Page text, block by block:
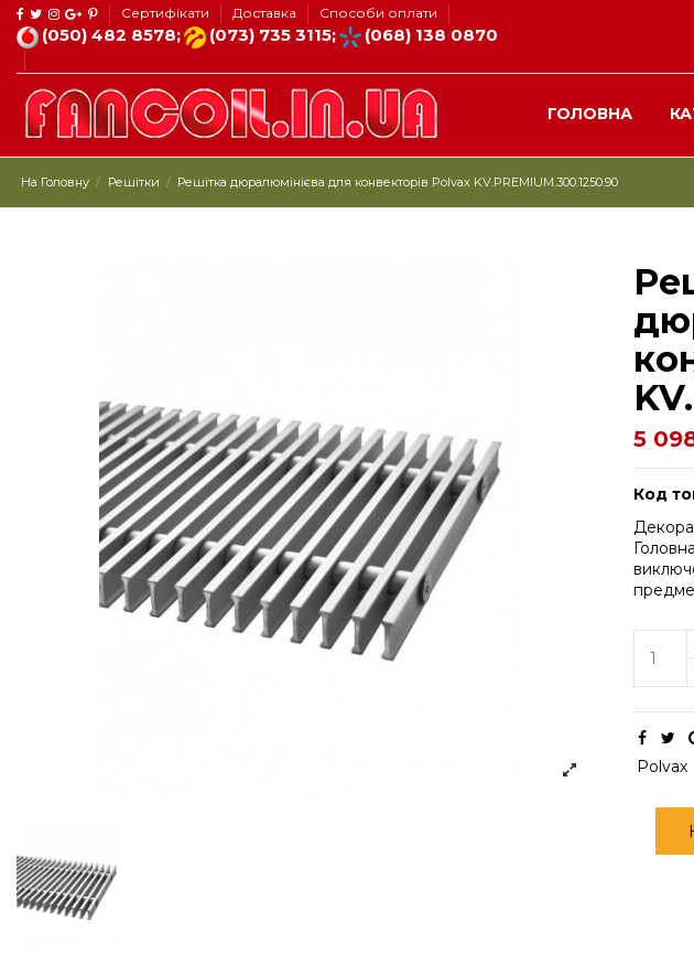
Сертифікати Доставка Способи оплати
(050) 482 8578; (073) 735 3115; (068) 138 0870
ГОЛОВНА
На Головну Решітки Решітка дюралюмінієва для конвекторів Polvax KV.PREMIUM.300.1250.90
5
Код
Polvax